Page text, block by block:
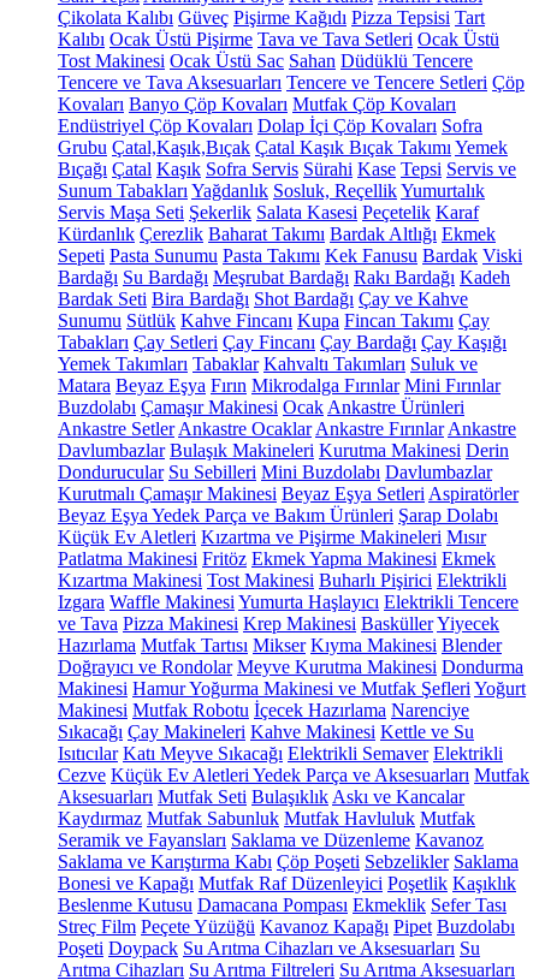
Çikolata Kalıbı Güveç Pişirme Kağıdı Pizza Tepsisi Tart
Kalıbı Ocak Üstü Pişirme Tava ve Tava Setleri Ocak Üstü
Tost Makinesi Ocak Üstü Sac Sahan Düdüklü Tencere
Tencere ve Tava Aksesuarları Tencere ve Tencere Setleri Çöp
Kovaları Banyo Çöp Kovaları Mutfak Çöp Kovaları
Endüstriyel Çöp Kovaları Dolap İçi Çöp Kovaları Sofra
Grubu Çatal,Kaşık,Bıçak Çatal Kaşık Bıçak Takımı Yemek
Bıçağı Çatal Kaşık Sofra Servis Sürahi Kase Tepsi Servis ve
Sunum Tabakları Yağdanlık Sosluk, ReçellikYumurtalık
Servis Maşa Seti Şekerlik Salata Kasesi Peçetelik Karaf
Kürdanlık Çerezlik Baharat Takımı Bardak Altlığı Ekmek
Sepeti Pasta Sunumu Pasta Takımı Kek Fanusu Bardak Viski
Bardağı Su Bardağı Meşrubat Bardağı Rakı Bardağı Kadeh
Bardak Seti Bira Bardağı Shot Bardağı Çay ve Kahve
Sunumu Sütlük Kahve Fincanı Kupa Fincan Takımı Çay
Tabakları Çay Setleri Çay Fincanı Çay Bardağı Çay Kaşığı
Yemek Takımları Tabaklar Kahvaltı Takımları Suluk ve
Matara Beyaz Eşya Fırın Mikrodalga Fırınlar Mini Fırınlar
Buzdolabı Çamaşır Makinesi Ocak Ankastre Ürünleri
Ankastre Setler Ankastre Ocaklar Ankastre Fırınlar Ankastre
Davlumbazlar Bulaşık Makineleri Kurutma Makinesi Derin
Dondurucular Su Sebilleri Mini Buzdolabı Davlumbazlar
Kurutmalı Çamaşır Makinesi Beyaz Eşya Setleri Aspiratörler
Beyaz Eşya Yedek Parça ve Bakım Ürünleri Şarap Dolabı
Küçük Ev Aletleri Kızartma ve Pişirme Makineleri Mısır
Patlatma Makinesi Fritöz Ekmek Yapma Makinesi Ekmek
Kızartma Makinesi Tost Makinesi Buharlı Pişirici Elektrikli
Izgara Waffle Makinesi Yumurta Haşlayıcı Elektrikli Tencere
ve Tava Pizza Makinesi Krep Makinesi BasküllerYiyecek
Hazırlama Mutfak Tartısı Mikser Kıyma Makinesi Blender
Doğrayıcı ve Rondolar Meyve Kurutma Makinesi Dondurma
Makinesi Hamur Yoğurma Makinesi ve Mutfak Şefleri Yoğurt
Makinesi Mutfak Robotu İçecek Hazırlama Narenciye
Sıkacağı Çay Makineleri Kahve Makinesi Kettle ve Su
Isıtıcılar Katı Meyve Sıkacağı Elektrikli Semaver Elektrikli
Cezve Küçük Ev Aletleri Yedek Parça ve Aksesuarları Mutfak
Aksesuarları Mutfak Seti Bulaşıklık Askı ve Kancalar
Kaydırmaz Mutfak Sabunluk Mutfak Havluluk Mutfak
Seramik ve Fayansları Saklama ve Düzenleme Kavanoz
Saklama ve Karıştırma Kabı Çöp Poşeti Sebzelikler Saklama
Bonesi ve Kapağı Mutfak Raf Düzenleyici Poşetlik Kaşıklık
Beslenme Kutusu Damacana Pompası Ekmeklik Sefer Tası
Streç Film Peçete Yüzüğü Kavanoz Kapağı Pipet Buzdolabı
Poşeti Doypack Su Arıtma Cihazları ve Aksesuarları Su
Arıtma Cihazları Su Arıtma Filtreleri Su Arıtma Aksesuarları